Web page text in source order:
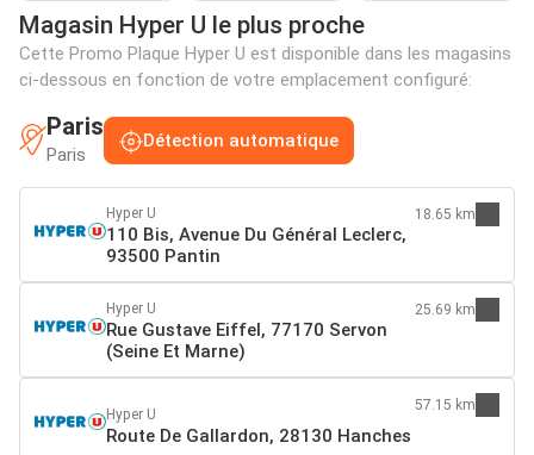
Magasin Hyper U le plus proche
Cette Promo Plaque Hyper U est disponible dans les magasins
ci-dessous en fonction de votre emplacement configuré:
Paris
Paris
Détection automatique
Hyper U
110 Bis, Avenue Du Général Leclerc,
93500 Pantin
18.65 km
Hyper U
Rue Gustave Eiffel, 77170 Servon
(Seine Et Marne)
25.69 km
Hyper U
Route De Gallardon, 28130 Hanches
57.15 km